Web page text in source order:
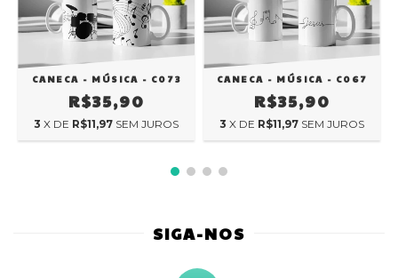
CANECA - MÚSICA - C073
R$35,90
3 X DE R$11,97 SEM JUROS
CANECA - MÚSICA - C067
R$35,90
3 X DE R$11,97 SEM JUROS
SIGA-NOS